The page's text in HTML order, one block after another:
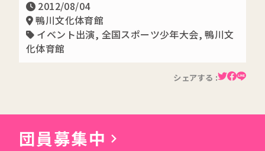
2012/08/04
鴨川文化体育館
イベント出演, 全国スポーツ少年大会,鴨川文
化体育館
シェアする :
団員募集中